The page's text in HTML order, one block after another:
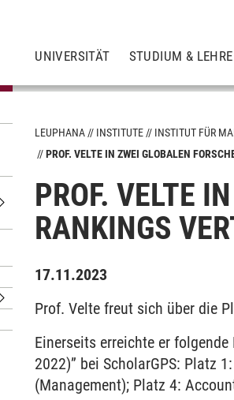
UNIVERSITÄT STUDIUM & LEHRE
Untermenu BWL, insb. Accounting, Auditing &
Untermenu Personen
LEUPHANA INSTITUTE
INSTITUT FÜR
PROF. VELTE IN ZWEI GLOBALEN
PROF. VELTE
RANKINGS
17.11.2023
Prof. Velte freut sich über die
Einerseits erreichte er
2022)” bei ScholarGPS: Platz
(Management); Platz 4: